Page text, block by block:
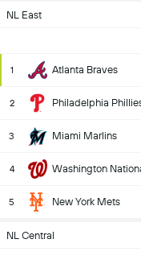
NL East
1 Atlanta Braves
2 Philadelphia
3 Miami Marlins
4 Washington
5 New York Mets
NL Central